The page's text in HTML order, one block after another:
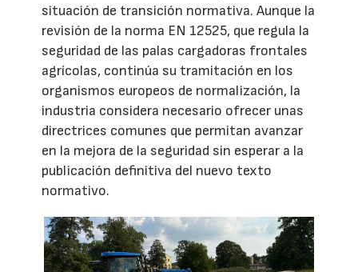
situación de transición normativa. Aunque la
revisión de la norma EN 12525, que regula la
seguridad de las palas cargadoras frontales
agrícolas, continúa su tramitación en los
organismos europeos de normalización, la
industria considera necesario ofrecer unas
directrices comunes que permitan avanzar
en la mejora de la seguridad sin esperar a la
publicación definitiva del nuevo texto
normativo.